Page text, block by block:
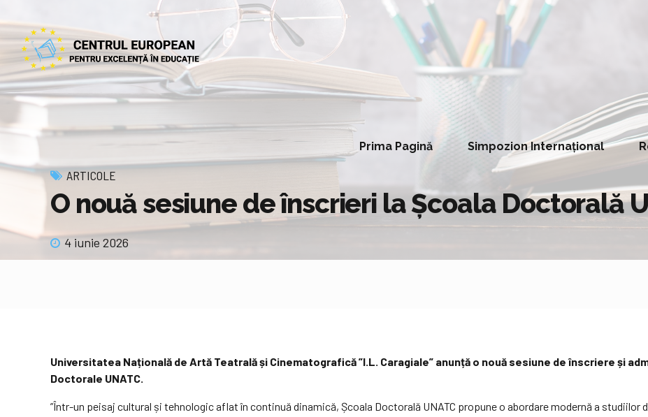
Prima Pagină Simpozion Internațional
ARTICOLE
O nouă sesiune de înscrieri la Școala Doctorală
4 iunie 2026
Universitatea Națională de Artă Teatrală și Cinematografică ”I.L. Caragiale” anunță o nouă sesiune de înscriere și
Doctorale UNATC.
”Într-un peisaj cultural și tehnologic aflat în continuă dinamică, Școala Doctorală UNATC propune o abordare modernă a